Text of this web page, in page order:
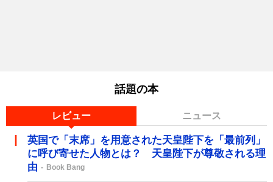
話題の本
レビュー ニュース
英国で「末席」を用意された天皇陛下を「最前列」
に呼び寄せた人物とは？ 天皇陛下が尊敬される理
由
Book Bang